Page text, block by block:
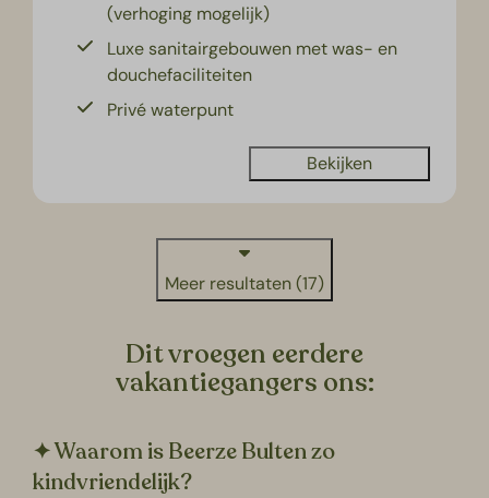
(verhoging mogelijk)
Luxe sanitairgebouwen met was- en
douchefaciliteiten
Privé waterpunt
Bekijken
Meer resultaten (17)
Dit vroegen eerdere
vakantiegangers ons:
✦ Waarom is Beerze Bulten zo
kindvriendelijk?